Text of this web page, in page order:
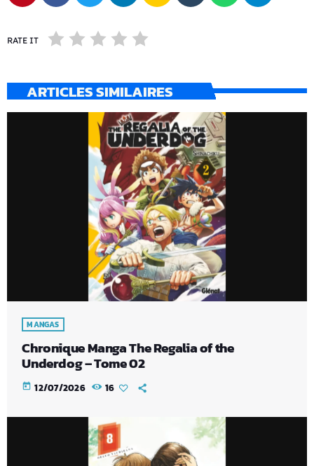
RATE IT
ARTICLES SIMILAIRES
MANGAS
Chronique Manga The Regalia of the
Underdog – Tome 02
today 12/07/2026 16